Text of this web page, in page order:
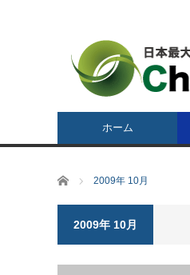
ホーム
ホーム 2009年 10月
2009年 10月